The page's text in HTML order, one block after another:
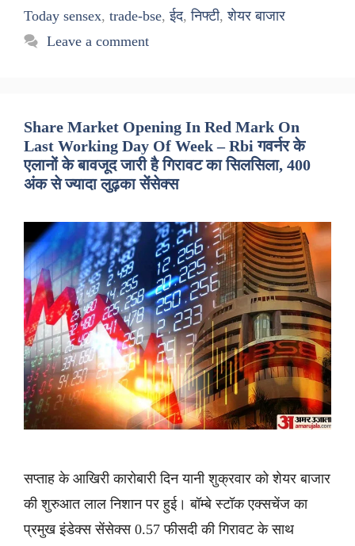
Today sensex, trade-bse,ईद,निफ्टी,शेयर बाजार
Leave a comment
Share Market Opening In Red Mark On
Last Working Day Of Week – Rbi गवर्नर के
एलानों के बावजूद जारी है गिरावट का सिलसिला, 400
अंक से ज्यादा लुढ़का सेंसेक्स
सप्ताह के आखिरी कारोबारी दिन यानी शुक्रवार को शेयर बाजार
की शुरुआत लाल निशान पर हुई। बॉम्बे स्टॉक एक्सचेंज का
प्रमुख इंडेक्स सेंसेक्स 0.57 फीसदी की गिरावट के साथ